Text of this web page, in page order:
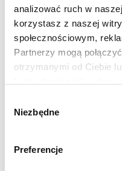
analizować ruch w
korzystasz z naszej
społecznościowym,
Partnerzy mogą
otrzymanymi od Ciebie
zgody
Niezbędne
Preferencje